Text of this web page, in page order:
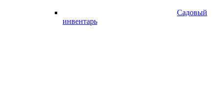
Садовый
инвентарь